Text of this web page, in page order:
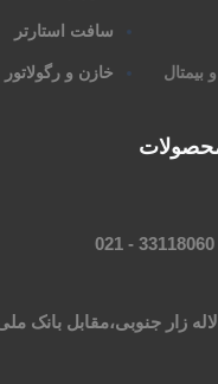
سافت استارتر
خازن و رگولاتور
جنوبی،مقابل بانک ملی پلاک